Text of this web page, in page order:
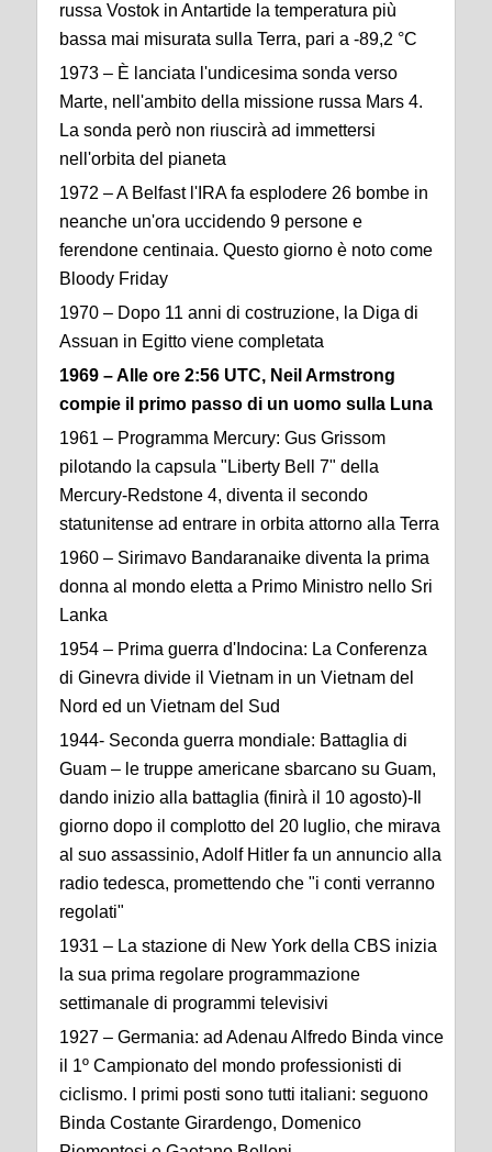
russa Vostok in Antartide la temperatura più
bassa mai misurata sulla Terra, pari a -89,2 °C
1973 – È lanciata l'undicesima sonda verso
Marte, nell'ambito della missione russa Mars 4.
La sonda però non riuscirà ad immettersi
nell'orbita del pianeta
1972 – A Belfast l'IRA fa esplodere 26 bombe in
neanche un'ora uccidendo 9 persone e
ferendone centinaia. Questo giorno è noto come
Bloody Friday
1970 – Dopo 11 anni di costruzione, la Diga di
Assuan in Egitto viene completata
1969 – Alle ore 2:56 UTC, Neil Armstrong
compie il primo passo di un uomo sulla Luna
1961 – Programma Mercury: Gus Grissom
pilotando la capsula "Liberty Bell 7" della
Mercury-Redstone 4, diventa il secondo
statunitense ad entrare in orbita attorno alla Terra
1960 – Sirimavo Bandaranaike diventa la prima
donna al mondo eletta a Primo Ministro nello Sri
Lanka
1954 – Prima guerra d'Indocina: La Conferenza
di Ginevra divide il Vietnam in un Vietnam del
Nord ed un Vietnam del Sud
1944- Seconda guerra mondiale: Battaglia di
Guam – le truppe americane sbarcano su Guam,
dando inizio alla battaglia (finirà il 10 agosto)-Il
giorno dopo il complotto del 20 luglio, che mirava
al suo assassinio, Adolf Hitler fa un annuncio alla
radio tedesca, promettendo che "i conti verranno
regolati"
1931 – La stazione di New York della CBS inizia
la sua prima regolare programmazione
settimanale di programmi televisivi
1927 – Germania: ad Adenau Alfredo Binda vince
il 1º Campionato del mondo professionisti di
ciclismo. I primi posti sono tutti italiani: seguono
Binda Costante Girardengo, Domenico